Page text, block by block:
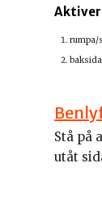
rumpa/
Stå på
utåt